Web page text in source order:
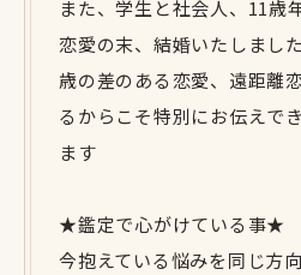
また、学生と社会人、11歳
恋愛の末、結婚いたしました
歳の差のある恋愛、遠距離
るからこそ特別にお伝えで
ます
★鑑定で心がけている事★
今抱えている悩みを同じ方